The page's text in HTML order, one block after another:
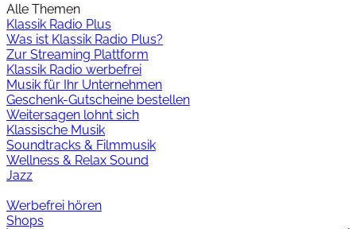
Alle Themen
Klassik Radio Plus
Was ist Klassik Radio Plus?
Zur Streaming Plattform
Klassik Radio werbefrei
Musik für Ihr Unternehmen
Geschenk-Gutscheine bestellen
Weitersagen lohnt sich
Klassische Musik
Soundtracks & Filmmusik
Wellness & Relax Sound
Jazz
Werbefrei hören
Shops